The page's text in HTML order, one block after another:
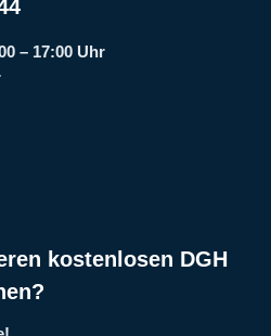
– 17:00 Uhr
kostenlosen DGH